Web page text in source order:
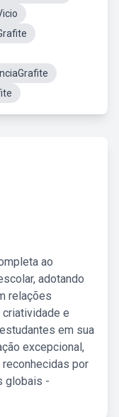
ao
adotando
relações
e
em sua
excepcional,
por
globais -